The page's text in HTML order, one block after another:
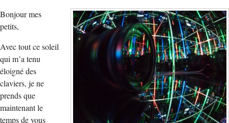
Bonjour mes
petits,
Avec tout ce soleil
qui m’a tenu
éloigné des
claviers, je ne
prends que
maintenant le
temps de vous